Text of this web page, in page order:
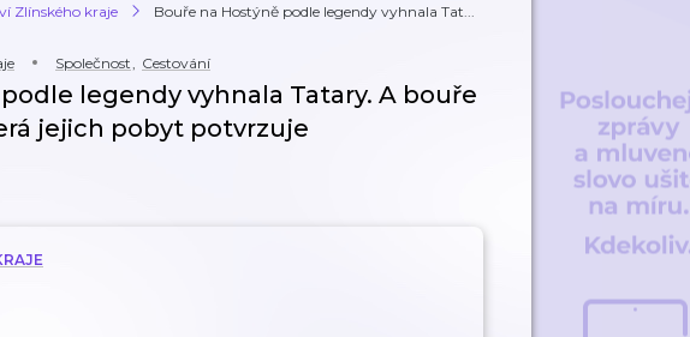
Zlínského kraje Bouře na Hostýně podle legendy vyhnala Tat...
Společnost, Cestování
legendy vyhnala Tatary. A bouře
jejich pobyt potvrzuje